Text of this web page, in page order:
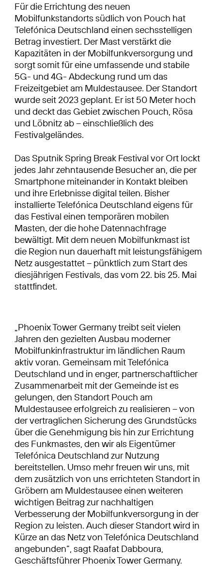
Für die Errichtung des neuen
Mobilfunkstandorts südlich von Pouch hat
Telefónica Deutschland einen sechsstelligen
Betrag investiert. Der Mast verstärkt die
Kapazitäten in der Mobilfunkversorgung und
sorgt somit für eine umfassende und stabile
5G- und 4G- Abdeckung rund um das
Freizeitgebiet am Muldestausee. Der Standort
wurde seit 2023 geplant. Er ist 50 Meter hoch
und deckt das Gebiet zwischen Pouch, Rösa
und Löbnitz ab – einschließlich des
Festivalgeländes.
Das Sputnik Spring Break Festival vor Ort lockt
jedes Jahr zehntausende Besucher an, die per
Smartphone miteinander in Kontakt bleiben
und ihre Erlebnisse digital teilen. Bisher
installierte Telefónica Deutschland eigens für
das Festival einen temporären mobilen
Masten, der die hohe Datennachfrage
bewältigt. Mit dem neuen Mobilfunkmast ist
die Region nun dauerhaft mit leistungsfähigem
Netz ausgestattet – pünktlich zum Start des
diesjährigen Festivals, das vom 22. bis 25. Mai
stattfindet.
„Phoenix Tower Germany treibt seit vielen
Jahren den gezielten Ausbau moderner
Mobilfunkinfrastruktur im ländlichen Raum
aktiv voran. Gemeinsam mit Telefónica
Deutschland und in enger, partnerschaftlicher
Zusammenarbeit mit der Gemeinde ist es
gelungen, den Standort Pouch am
Muldestausee erfolgreich zu realisieren – von
der vertraglichen Sicherung des Grundstücks
über die Genehmigung bis hin zur Errichtung
des Funkmastes, den wir als Eigentümer
Telefónica Deutschland zur Nutzung
bereitstellen. Umso mehr freuen wir uns, mit
dem zusätzlich von uns errichteten Standort in
Gröbern am Muldestausee einen weiteren
wichtigen Beitrag zur nachhaltigen
Verbesserung der Mobilfunkversorgung in der
Region zu leisten. Auch dieser Standort wird in
Kürze an das Netz von Telefónica Deutschland
angebunden“, sagt Raafat Dabboura,
Geschäftsführer Phoenix Tower Germany.